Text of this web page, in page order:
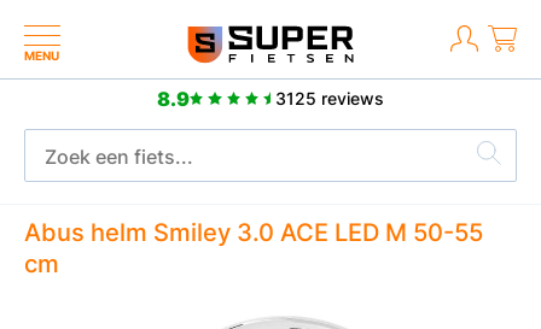
MENU
8.9 3125 reviews
Meer dan 2500 positieve reviews
Abus helm Smiley 3.0 ACE LED M 50-55
cm